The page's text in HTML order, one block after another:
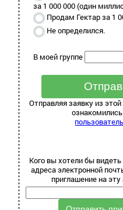
за 1 000 000 (один
Продам Гектар за 1
Не определился.
В моей группе
Отправляя заявку из
Кого вы хотели бы
адреса электронной
приглашение на